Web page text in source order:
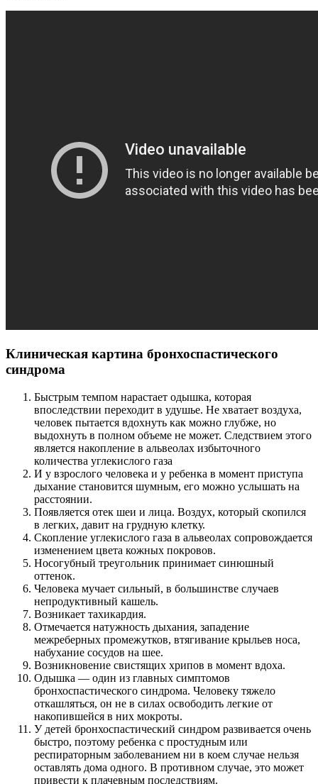
Клиническая картина бронхоспастического
синдрома
Быстрым темпом нарастает одышка, которая
впоследствии переходит в удушье. Не хватает воздуха,
человек пытается вдохнуть как можно глубже, но
выдохнуть в полном объеме не может. Следствием этого
является накопление в альвеолах избыточного
количества углекислого газа
И у взрослого человека и у ребенка в момент приступа
дыхание становится шумным, его можно услышать на
расстоянии.
Появляется отек шеи и лица. Воздух, который скопился
в легких, давит на грудную клетку.
Скопление углекислого газа в альвеолах сопровождается
изменением цвета кожных покровов.
Носогубный треугольник принимает синюшный
оттенок.
Человека мучает сильный, в большинстве случаев
непродуктивный кашель.
Возникает тахикардия.
Отмечается натужность дыхания, западение
межреберных промежутков, втягивание крыльев носа,
набухание сосудов на шее.
Возникновение свистящих хрипов в момент вдоха.
Одышка — один из главных симптомов
бронхоспастического синдрома. Человеку тяжело
откашляться, он не в силах освободить легкие от
накопившейся в них мокроты.
У детей бронхоспастический синдром развивается очень
быстро, поэтому ребенка с простудным или
респираторным заболеванием ни в коем случае нельзя
оставлять дома одного. В противном случае, это может
привести к плачевным последствиям.